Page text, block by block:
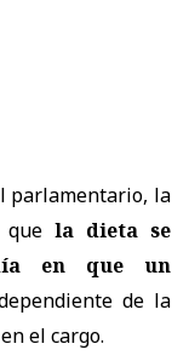
parlamentario, la
la dieta se
en que un
de la
el cargo.